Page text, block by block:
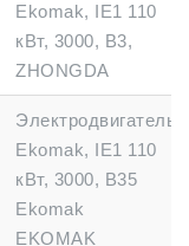
Ekomak, IE1 110
кВт, 3000, B3,
ZHONGDA
Электродвигатель
Ekomak, IE1 110
кВт, 3000, B35
Ekomak
EKOMAK